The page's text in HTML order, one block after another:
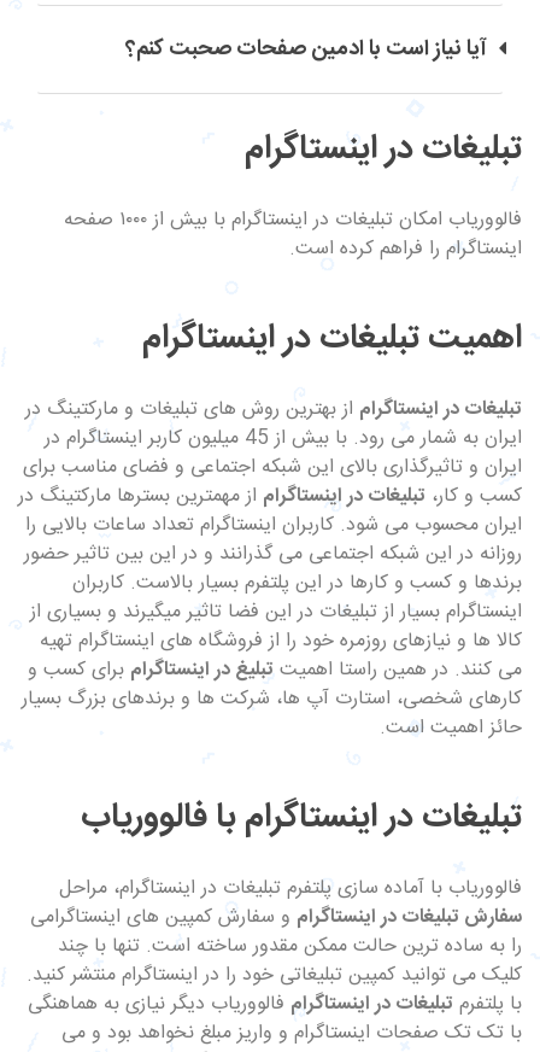
آیا نیاز است با ادمین صفحات صحبت کنم؟
تبلیغات در اینستاگرام
فالووریاب امکان تبلیغات در اینستاگرام با بیش از ۱۰۰۰ صفحه
اینستاگرام را فراهم کرده است.
اهمیت تبلیغات در اینستاگرام
تبلیغات در اینستاگرام از بهترین روش های تبلیغات و مارکتینگ در
ایران به شمار می رود. با بیش از 45 میلیون کاربر اینستاگرام در
ایران و تاثیرگذاری بالای این شبکه اجتماعی و فضای مناسب برای
کسب و کار، تبلیغات در اینستاگرام از مهمترین بسترها مارکتینگ در
ایران محسوب می شود. کاربران اینستاگرام تعداد ساعات بالایی را
روزانه در این شبکه اجتماعی می گذرانند و در این بین تاثیر حضور
برندها و کسب و کارها در این پلتفرم بسیار بالاست. کاربران
اینستاگرام بسیار از تبلیغات در این فضا تاثیر میگیرند و بسیاری از
کالا ها و نیازهای روزمره خود را از فروشگاه های اینستاگرام تهیه
می کنند. در همین راستا اهمیت تبلیغ در اینستاگرام برای کسب و
کارهای شخصی، استارت آپ ها، شرکت ها و برندهای بزرگ بسیار
حائز اهمیت است.
تبلیغات در اینستاگرام با فالووریاب
فالووریاب با آماده سازی پلتفرم تبلیغات در اینستاگرام، مراحل
سفارش تبلیغات در اینستاگرام و سفارش کمپین های اینستاگرامی
را به ساده ترین حالت ممکن مقدور ساخته است. تنها با چند
کلیک می توانید کمپین تبلیغاتی خود را در اینستاگرام منتشر کنید.
با پلتفرم تبلیغات در اینستاگرام فالووریاب دیگر نیازی به هماهنگی
با تک تک صفحات اینستاگرام و واریز مبلغ نخواهد بود و می